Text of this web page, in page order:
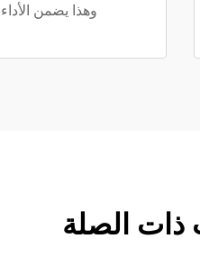
وهذا يضمن
ذات الصلة